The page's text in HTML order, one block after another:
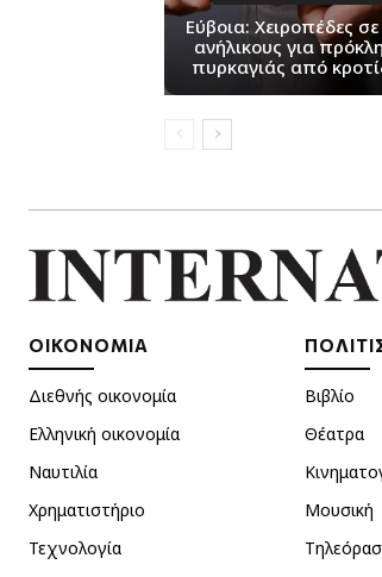
Εύβοια: Χειροπέδες
ανήλικους για
πυρκαγιάς από
ΟΙΚΟΝΟΜΙΑ
Διεθνής οικονομία
Ελληνική οικονομία
Ναυτιλία
Χρηματιστήριο
Τεχνολογία
Βιβλίο
Θέατρα
Μουσική